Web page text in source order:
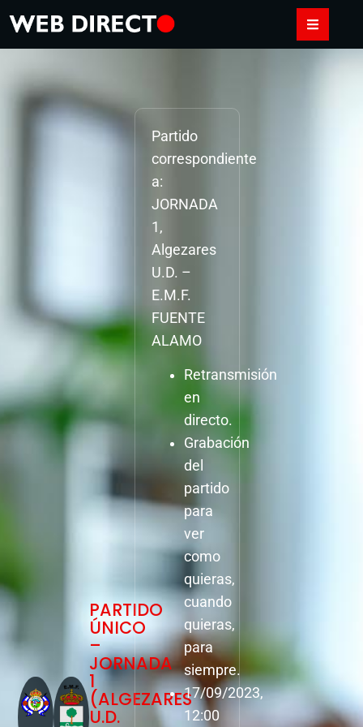
PARTIDO
ÚNICO
–
JORNADA
1
(ALGEZARES
U.D.
Partido
correspondiente
a:
JORNADA
1,
Algezares
U.D. –
E.M.F.
FUENTE
ALAMO
Retransmisión
en
directo.
Grabación
del
partido
para
ver
como
quieras,
cuando
quieras,
para
siempre.
17/09/2023,
12:00